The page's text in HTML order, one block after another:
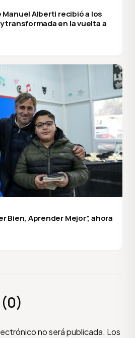
Manuel Alberti recibió a los
transformada en la vuelta a
Bien, Aprender Mejor”, ahora
no será publicada. Los